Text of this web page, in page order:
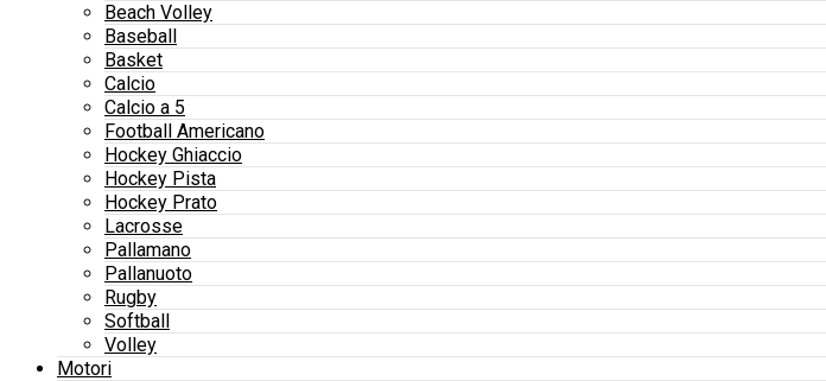
Beach Volley
Baseball
Basket
Calcio
Calcio a 5
Football Americano
Hockey Ghiaccio
Hockey Pista
Hockey Prato
Lacrosse
Pallamano
Pallanuoto
Rugby
Softball
Volley
Motori